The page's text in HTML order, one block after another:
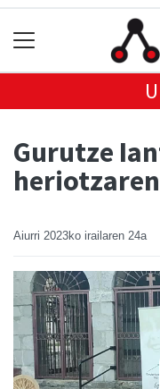
Gurutze
Aiurri 2023ko irailaren 24a